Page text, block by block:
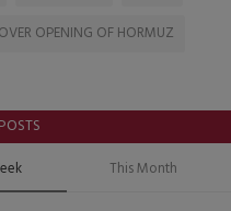
OPENING OF HORMUZ
This Month